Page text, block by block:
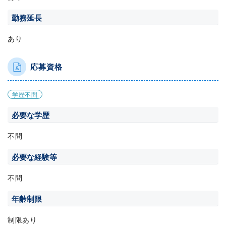
勤務延長
あり
応募資格
学歴不問
必要な学歴
不問
必要な経験等
不問
年齢制限
制限あり